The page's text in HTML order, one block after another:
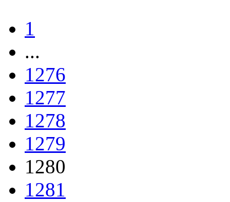
1
...
1276
1277
1278
1279
1280
1281